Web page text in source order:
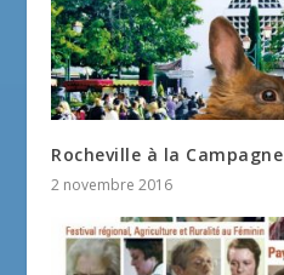
Rocheville à la Campagne
2 novembre 2016